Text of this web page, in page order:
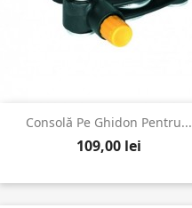
Consolă Pe Ghidon Pentru...
109,00 lei
 Vizualizare rapida